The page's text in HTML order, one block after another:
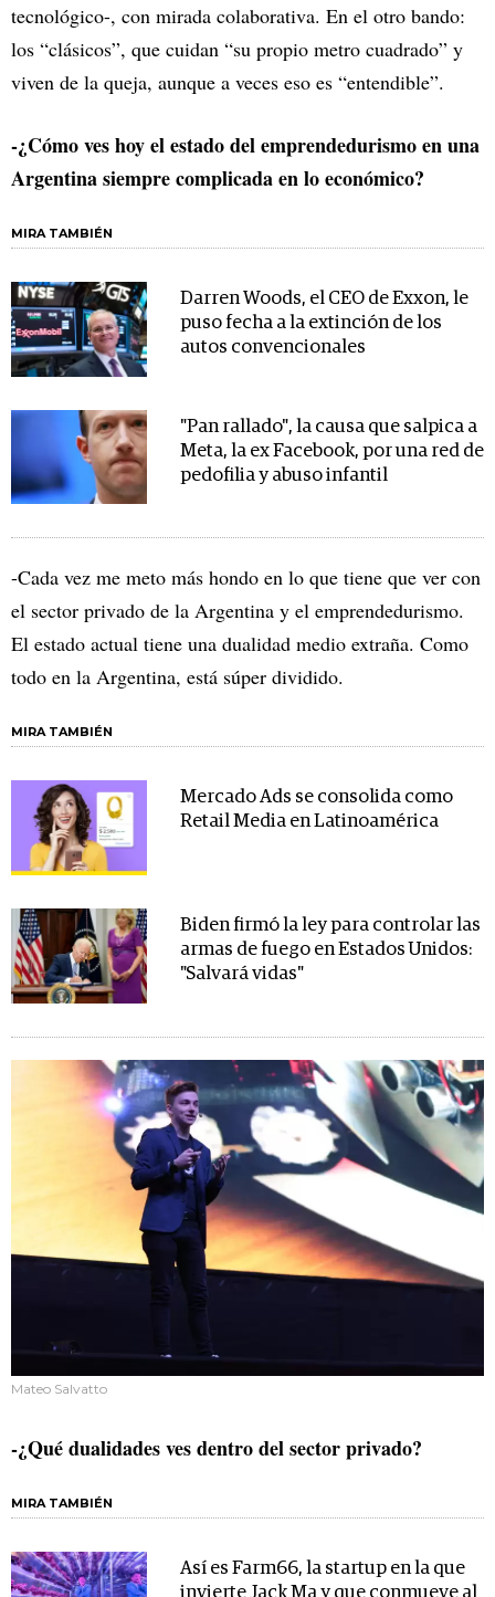
tecnológico-, con mirada colaborativa. En el otro bando:
los “clásicos”, que cuidan “su propio metro cuadrado” y
viven de la queja, aunque a veces eso es “entendible”.
-¿Cómo ves hoy el estado del emprendedurismo en una
Argentina siempre complicada en lo económico?
MIRA TAMBIÉN
Darren Woods, el CEO de Exxon, le
puso fecha a la extinción de los
autos convencionales
"Pan rallado", la causa que salpica a
Meta, la ex Facebook, por una red de
pedofilia y abuso infantil
-Cada vez me meto más hondo en lo que tiene que ver con
el sector privado de la Argentina y el emprendedurismo.
El estado actual tiene una dualidad medio extraña. Como
todo en la Argentina, está súper dividido.
MIRA TAMBIÉN
Mercado Ads se consolida como
Retail Media en Latinoamérica
Biden firmó la ley para controlar las
armas de fuego en Estados Unidos:
"Salvará vidas"
Mateo Salvatto
-¿Qué dualidades ves dentro del sector privado?
MIRA TAMBIÉN
Así es Farm66, la startup en la que
invierte Jack Ma y que conmueve al